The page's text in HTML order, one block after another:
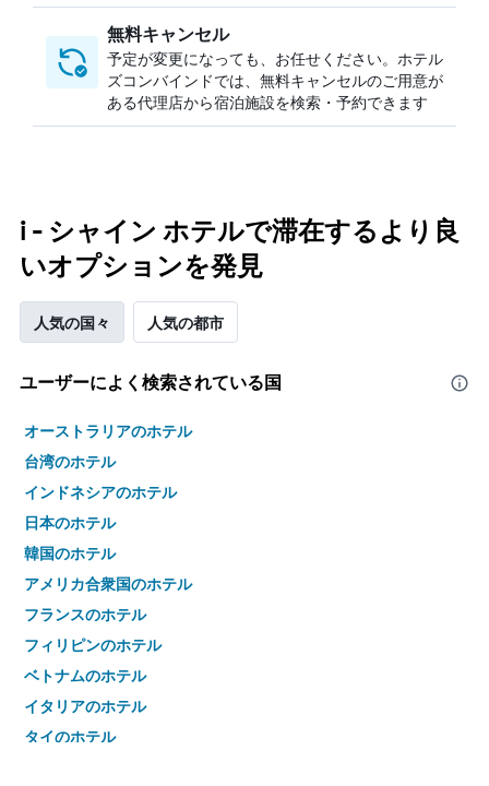
無料キャンセル
予定が変更になっても、お任せください。ホテル
ズコンバインドでは、無料キャンセルのご用意が
ある代理店から宿泊施設を検索・予約できます
i - シャイン ホテルで滞在するより良
いオプションを発見
人気の国々 人気の都市
ユーザーによく検索されている国
オーストラリアのホテル
台湾のホテル
インドネシアのホテル
日本のホテル
韓国のホテル
アメリカ合衆国のホテル
フランスのホテル
フィリピンのホテル
ベトナムのホテル
イタリアのホテル
タイのホテル